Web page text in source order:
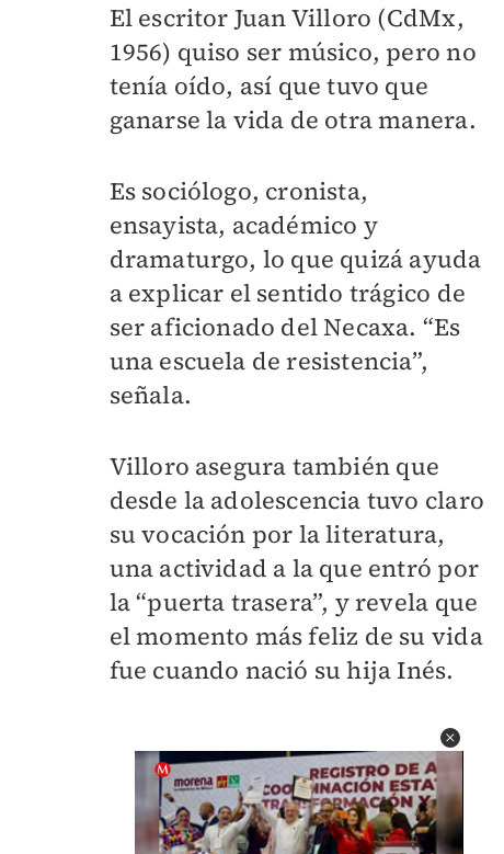
El escritor Juan Villoro (CdMx,
1956) quiso ser músico, pero no
tenía oído, así que tuvo que
ganarse la vida de otra manera.
Es sociólogo, cronista,
ensayista, académico y
dramaturgo, lo que quizá ayuda
a explicar el sentido trágico de
ser aficionado del Necaxa. “Es
una escuela de resistencia”,
señala.
Villoro asegura también que
desde la adolescencia tuvo claro
su vocación por la literatura,
una actividad a la que entró por
la “puerta trasera”, y revela que
el momento más feliz de su vida
fue cuando nació su hija Inés.